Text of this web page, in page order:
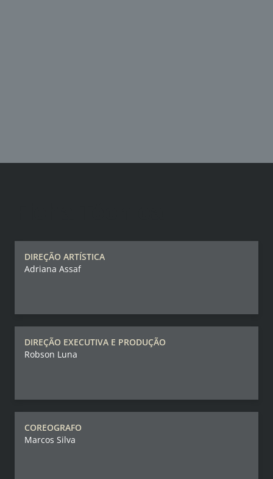
DIREÇÃO ARTÍSTICA
Adriana Assaf
DIREÇÃO EXECUTIVA E PRODUÇÃO
Robson Luna
COREOGRAFO
Marcos Silva